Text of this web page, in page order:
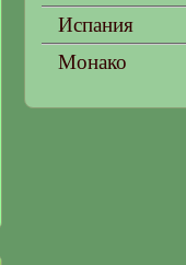
Испания
Монако